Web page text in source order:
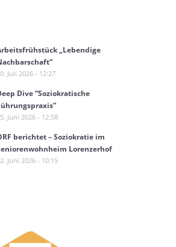
„Lebendige
Juli 2026 - 12:27
Dive “Soziokratische
Juni 2026 - 12:58
berichtet – Soziokratie im
Lorenzerhof
Juni 2026 - 10:15